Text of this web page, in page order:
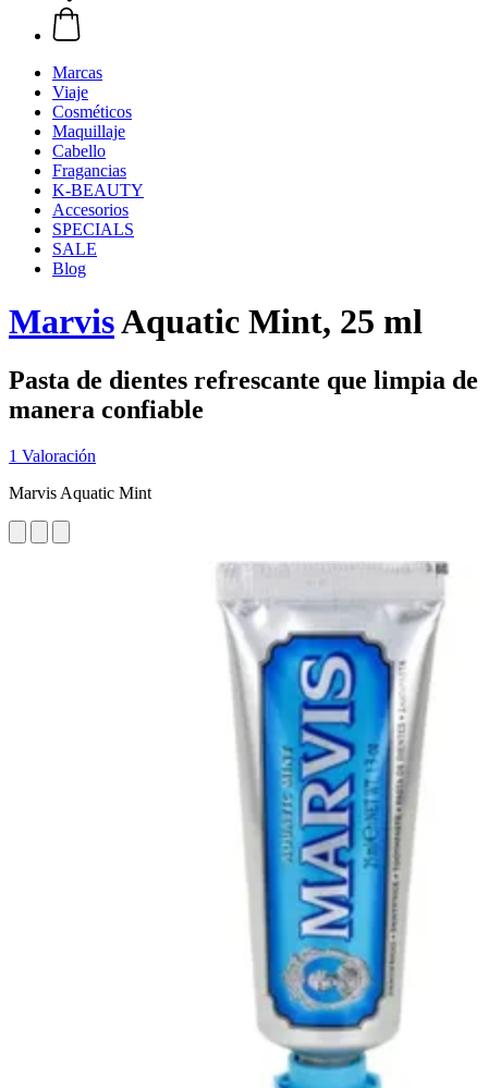
Marcas
Viaje
Cosméticos
Maquillaje
Cabello
Fragancias
K-BEAUTY
Accesorios
SPECIALS
SALE
Blog
MarvisAquatic Mint, 25 ml
Pasta de dientes refrescante que limpia de
manera confiable
1 Valoración
Marvis Aquatic Mint